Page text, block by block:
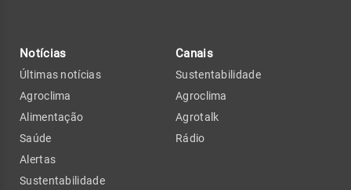
Notícias
Últimas notícias
Agroclima
Alimentação
Saúde
Alertas
Sustentabilidade
Canais
Sustentabilidade
Agroclima
Agrotalk
Rádio